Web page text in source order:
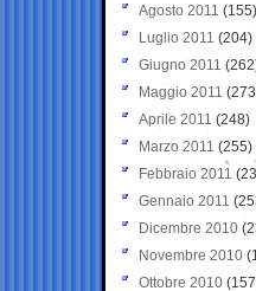
Agosto 2011 (155)
Luglio 2011 (204)
Giugno 2011
Maggio 2011
Aprile 2011 (248)
Marzo 2011 (255)
Febbraio 2011
Gennaio 2011
Dicembre 2010
Novembre 2010
Ottobre 2010